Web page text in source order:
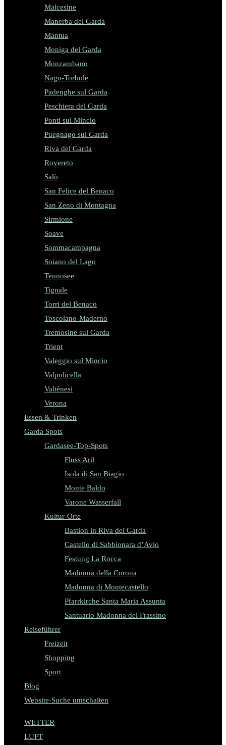
Malcesine
Manerba del Garda
Mantua
Moniga del Garda
Monzambano
Nago-Torbole
Padenghe sul Garda
Peschiera del Garda
Ponti sul Mincio
Puegnago sul Garda
Riva del Garda
Rovereto
Salò
San Felice del Benaco
San Zeno di Montagna
Sirmione
Soave
Sommacampagna
Soiano del Lago
Tennosee
Tignale
Torri del Benaco
Toscolano-Maderno
Tremosine sul Garda
Trient
Valeggio sul Mincio
Valpolicella
Valtènesi
Verona
Essen & Trinken
Garda Spots
Gardasee-Top-Spots
Fluss Aril
Isola di San Biagio
Monte Baldo
Varone Wasserfall
Kultur-Orte
Bastion in Riva del Garda
Castello di Sabbionara d’Avio
Festung La Rocca
Madonna della Corona
Madonna di Montecastello
Pfarrkirche Santa Maria Assunta
Santuario Madonna del Frassino
Reiseführer
Freizeit
Shopping
Sport
Blog
Website-Suche umschalten
WETTER
LUFT